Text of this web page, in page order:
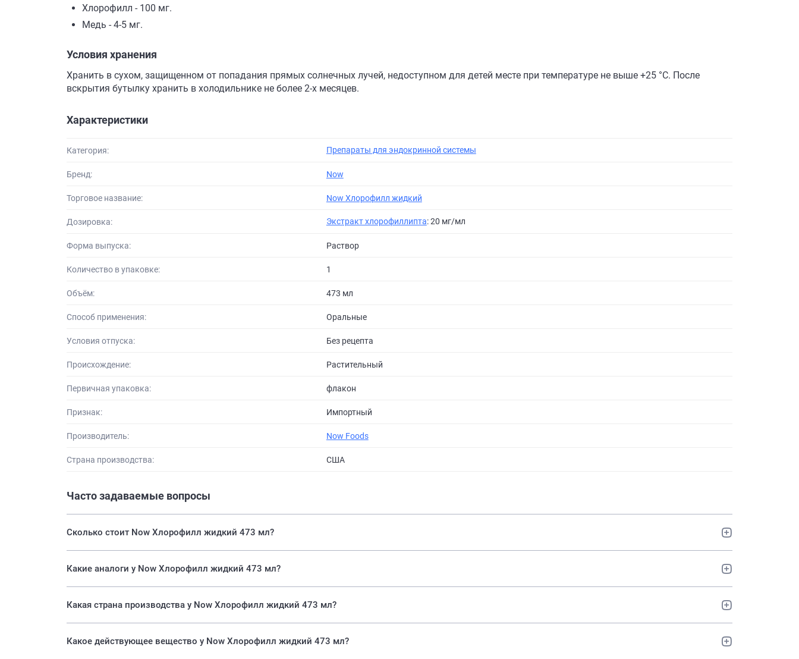
Хлорофилл - 100 мг.
Медь - 4-5 мг.
Условия хранения
Хранить в сухом, защищенном от попадания прямых солнечных лучей, недоступном для детей месте при температуре не выше +25 °C. После
вскрытия бутылку хранить в холодильнике не более 2-х месяцев.
Характеристики
Категория: Препараты для эндокринной системы
Бренд: Now
Торговое название: Now Хлорофилл жидкий
Дозировка: Экстракт хлорофиллипта: 20 мг/мл
Форма выпуска: Раствор
Количество в упаковке: 1
Объём: 473 мл
Способ применения: Оральные
Условия отпуска: Без рецепта
Происхождение: Растительный
Первичная упаковка: флакон
Признак: Импортный
Производитель: Now Foods
Страна производства: США
Часто задаваемые вопросы
Сколько стоит Now Хлорофилл жидкий 473 мл?
Какие аналоги у Now Хлорофилл жидкий 473 мл?
Какая страна производства у Now Хлорофилл жидкий 473 мл?
Какое действующее вещество у Now Хлорофилл жидкий 473 мл?